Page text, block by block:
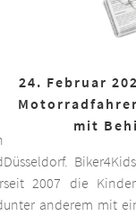
24. Februar
mit
Düsseldorf.
seit 2007 die
unter anderem mit